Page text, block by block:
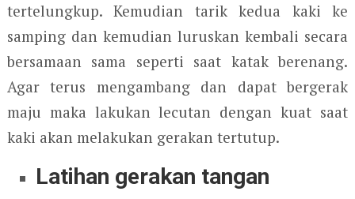
tertelungkup. Kemudian tarik kedua kaki ke
samping dan kemudian luruskan kembali secara
bersamaan sama seperti saat katak berenang.
Agar terus mengambang dan dapat bergerak
maju maka lakukan lecutan dengan kuat saat
kaki akan melakukan gerakan tertutup.
Latihan gerakan tangan